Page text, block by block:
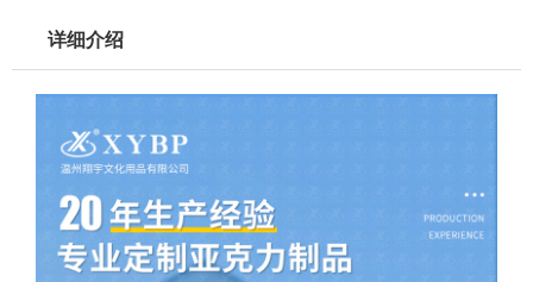
详细介绍